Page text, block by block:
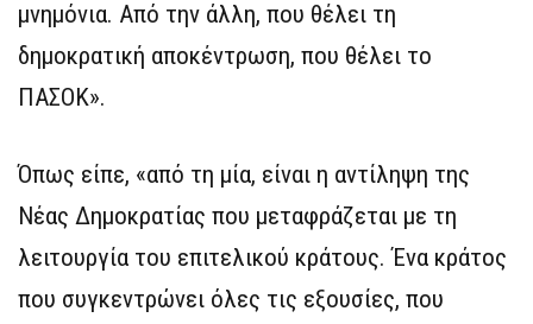
μνημόνια. Από την άλλη, που θέλει τη
δημοκρατική αποκέντρωση, που θέλει το
ΠΑΣΟΚ».
Όπως είπε, «από τη μία, είναι η αντίληψη της
Νέας Δημοκρατίας που μεταφράζεται με τη
λειτουργία του επιτελικού κράτους. Ένα κράτος
που συγκεντρώνει όλες τις εξουσίες, που